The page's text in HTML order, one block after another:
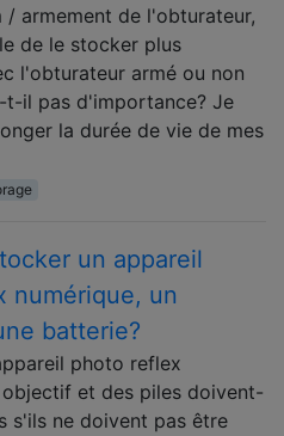
/ armement de l'obturateur,
de le stocker plus
l'obturateur armé ou non
t-il pas d'importance? Je
la durée de vie de mes
un appareil
numérique, un
batterie?
photo reflex
objectif et des piles doivent-
s'ils ne doivent pas être